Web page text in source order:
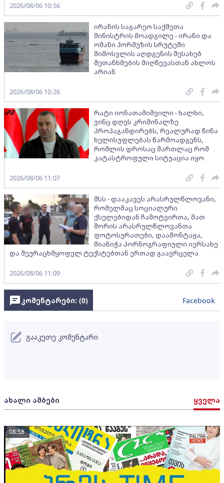
2026/08/06 10:56
ირანის საგარეო საქმეთა
მინისტრის მოადგილე - ირანი და
ომანი ჰორმუზის სრუტეში
მიმოსვლის აღდგენის შესახებ
შეთანხმების მიღწევასთან ახლოს
არიან
2026/08/06 10:26
რატი იონათამიშვილი - ხალხი,
ვინც დღეს კრიმინალზე
პროპაგანდირებს, რეალურად წინა
ხელისუფლებას წარმოადგენს,
რომლის დროსაც მართლაც რომ
კატასტროფული სიტუაცია იყო
2026/08/06 11:07
შსს - დააკავეს არასრულწლოვანი,
რომელმაც სოციალური
ქსელებიდან ჩამოტვირთა, მათ
შორის არასრულწლოვანთა
ფოტოსურათები, დაამონტაჟა,
მიანიჭა პორნოგრაფიული იერსახე
და შეურაცხმყოფელ ტექსტებთან ერთად გაავრცელა
2026/08/06 11:09
ახალი ამბები ყველა
08:58
კომენტარები: (0) Facebook
გააკეთე კომენტარი